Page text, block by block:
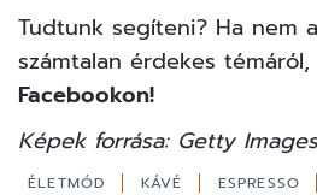
Tudtunk segíteni? Ha nem
számtalan érdekes témáról,
Facebookon!
Képek forrása: Getty Images
ÉLETMÓD KÁVÉ ESPRESSO